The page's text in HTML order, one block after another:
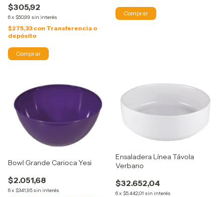
$305,92
6x $50,99 sin interés
$275,33 con Transferencia o
depósito
Bowl Grande Carioca Yesi
$2.051,68
6x $341,95 sin interés
Ensaladera Línea Távola
Verbano
$32.652,04
6x $5.442,01 sin interés